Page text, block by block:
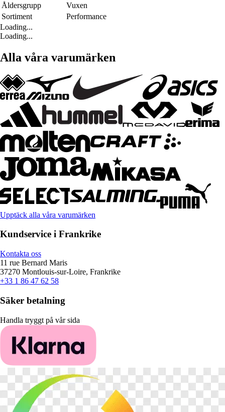
Åldersgrupp
Vuxen
Sortiment
Performance
Loading...
Loading...
Alla våra varumärken
Upptäck alla våra varumärken
Kundservice i Frankrike
Kontakta oss
11 rue Bernard Maris
37270 Montlouis-sur-Loire, Frankrike
+33 1 86 47 62 58
Säker betalning
Handla tryggt på vår sida